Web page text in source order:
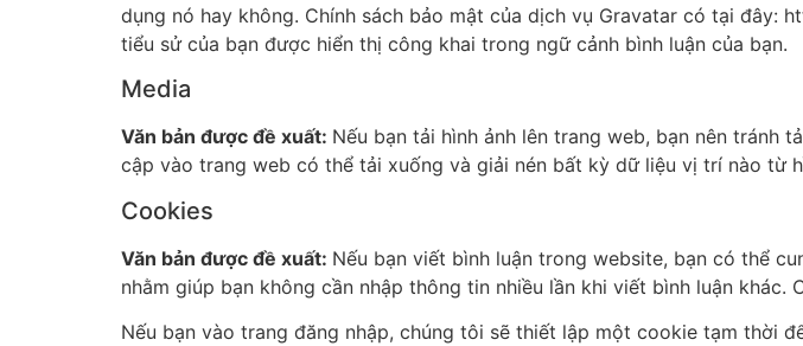
dụng nó hay không. Chính sách bảo mật của dịch vụ Gravatar có tại đây:
tiểu sử của bạn được hiển thị công khai trong ngữ cảnh bình luận của bạn.
Media
Văn bản được đề xuất: Nếu bạn tải hình ảnh lên trang web, bạn nên tránh
cập vào trang web có thể tải xuống và giải nén bất kỳ dữ liệu vị trí nào từ
Cookies
Văn bản được đề xuất: Nếu bạn viết bình luận trong website, bạn có thể
nhằm giúp bạn không cần nhập thông tin nhiều lần khi viết bình luận
Nếu bạn vào trang đăng nhập, chúng tôi sẽ thiết lập một cookie tạm thời